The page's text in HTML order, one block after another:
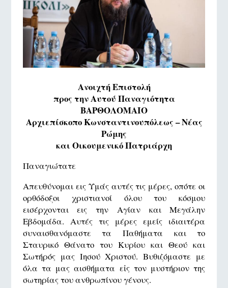
Ανοιχτή Επιστολή
προς την Αυτού Παναγιότητα
ΒΑΡΘΟΛΟΜΑΙΟ
Αρχιεπίσκοπο Κωνσταντινουπόλεως – Νέας
Ρώμης
και Οικουμενικό Πατριάρχη
Παναγιώτατε
Απευθύνομαι εις Υμάς αυτές τις μέρες, οπότε οι
ορθόδοξοι χριστιανοί όλου του κόσμου
εισέρχονται εις την Αγίαν και Μεγάλην
Εβδομάδα. Αυτές τις μέρες εμείς ιδιαιτέρα
συναισθανόμαστε τα Παθήματα και το
Σταυρικό Θάνατο του Κυρίου και Θεού και
Σωτήρός μας Ιησού Χριστού. Βυθιζόμαστε με
όλα τα μας αισθήματα εἰς τον μυστήριον της
σωτηρίας του ανθρωπίνου γένους.